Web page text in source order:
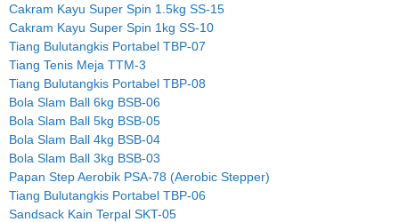
Cakram Kayu Super Spin 1.5kg SS-15
Cakram Kayu Super Spin 1kg SS-10
Tiang Bulutangkis Portabel TBP-07
Tiang Tenis Meja TTM-3
Tiang Bulutangkis Portabel TBP-08
Bola Slam Ball 6kg BSB-06
Bola Slam Ball 5kg BSB-05
Bola Slam Ball 4kg BSB-04
Bola Slam Ball 3kg BSB-03
Papan Step Aerobik PSA-78 (Aerobic Stepper)
Tiang Bulutangkis Portabel TBP-06
Sandsack Kain Terpal SKT-05